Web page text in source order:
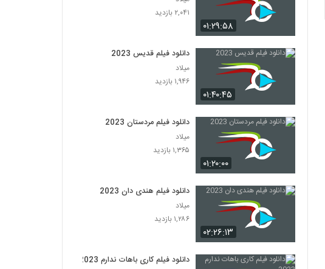
۰۱:۲۹:۵۸
۲,۰۴۱ بازدید
۰۱:۴۰:۴۵
دانلود فیلم قدیس 2023
میلاد
۱,۹۴۶ بازدید
۰۱:۲۰:۰۰
دانلود فیلم مردستان 2023
میلاد
۱,۳۶۵ بازدید
۰۲:۲۶:۱۳
دانلود فیلم هندی دان 2023
میلاد
۱,۲۸۶ بازدید
دانلود فیلم کاری باهات ندارم 2023